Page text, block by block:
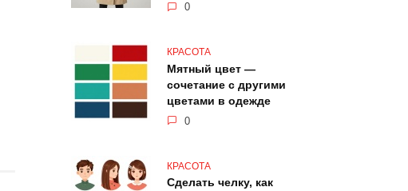
0
КРАСОТА
Мятный цвет —
сочетание с другими
цветами в одежде
0
КРАСОТА
Сделать челку, как